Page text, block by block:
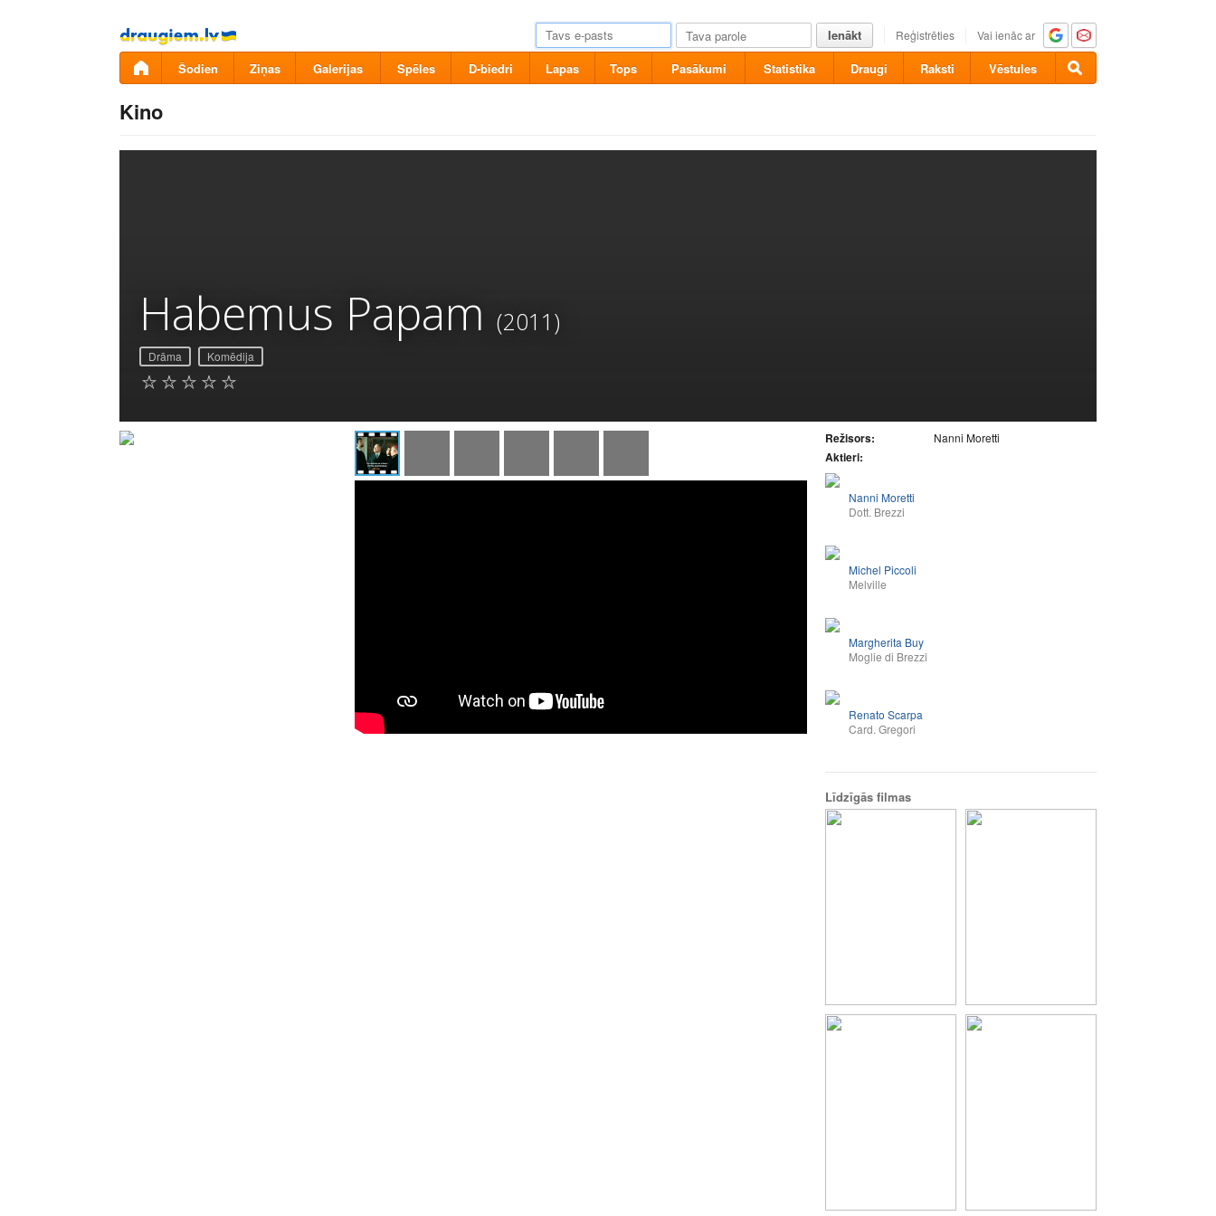
Pāriet
uz
saturu
Ienākt Reģistrēties Vai ienāc ar
Šodien Ziņas Galerijas Spēles D-biedri Lapas Tops Pasākumi Statistika Draugi Raksti Vēstules
Kino
Habemus Papam (2011)
Drāma Komēdija
Režisors: Nanni Moretti
Aktieri:
Nanni Moretti
Dott. Brezzi
Michel Piccoli
Melville
Margherita Buy
Moglie di Brezzi
Renato Scarpa
Card. Gregori
Līdzīgās filmas